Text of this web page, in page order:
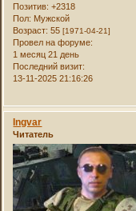
Позитив: +2318
Пол: Мужской
Возраст: 55[1971-04-21]
Провел на форуме:
1 месяц 21 день
Последний визит:
13-11-2025 21:16:26
Ingvar
Читатель